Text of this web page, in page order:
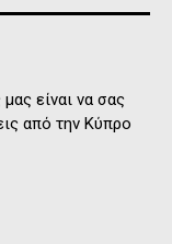
είναι να σας
από την Κύπρο